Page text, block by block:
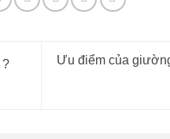
?
Ưu điểm của